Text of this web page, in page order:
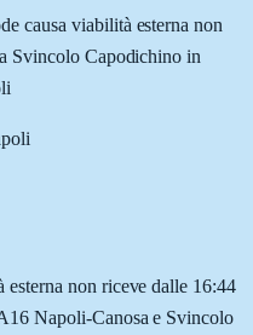
causa viabilità esterna non
Svincolo Capodichino in
non riceve dalle 16:44
Napoli-Canosa e Svincolo